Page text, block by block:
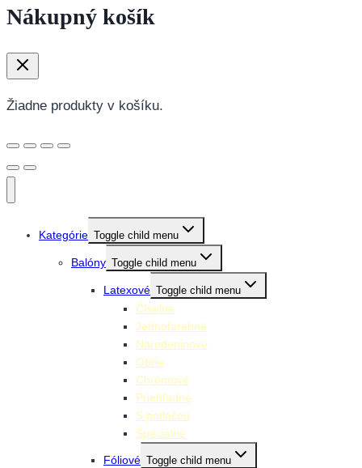
Nákupný košík
Žiadne produkty v košíku.
Kategórie Toggle child menu
Balóny Toggle child menu
Latexové Toggle child menu
Číselné
Jednofarebné
Narodeninové
Obrie
Chrómové
Priehľadné
S potlačou
Špeciálne
Fóliové Toggle child menu